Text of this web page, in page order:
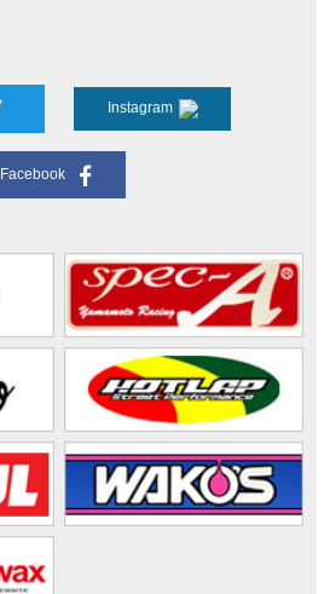
Instagram
Facebook